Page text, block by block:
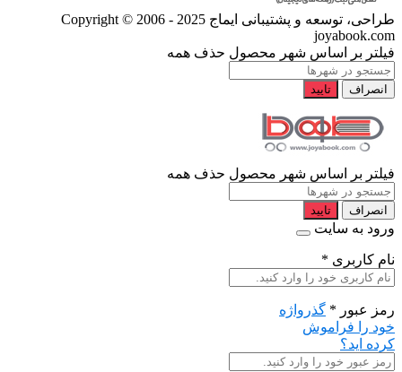
طراحی، توسعه و پشتیبانی ایماج Copyright © 2006 - 2025
joyabook.com
فیلتر بر اساس شهر محصول حذف همه
انصراف تایید
فیلتر بر اساس شهر محصول حذف همه
انصراف تایید
ورود به سایت
نام کاربری *
رمز عبور * گذرواژه
خود را فراموش
کرده اید؟